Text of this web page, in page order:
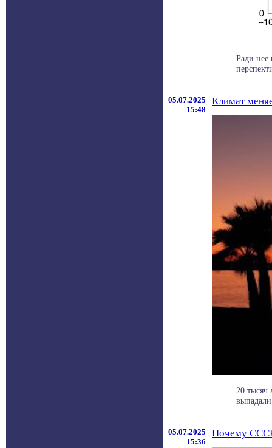
Ради нее
05.07.2025
15:48
Климат
20 тысяч
05.07.2025
15:36
Почему СССР